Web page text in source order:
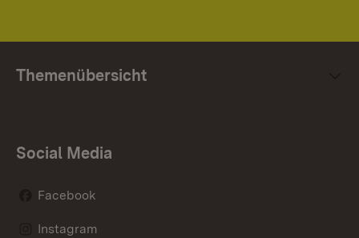
Themenübersicht
Social Media
Facebook
Instagram